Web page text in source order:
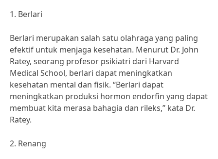
1. Berlari
Berlari merupakan salah satu olahraga yang paling
efektif untuk menjaga kesehatan. Menurut Dr. John
Ratey, seorang profesor psikiatri dari Harvard
Medical School, berlari dapat meningkatkan
kesehatan mental dan fisik. “Berlari dapat
meningkatkan produksi hormon endorfin yang dapat
membuat kita merasa bahagia dan rileks,” kata Dr.
Ratey.
2. Renang